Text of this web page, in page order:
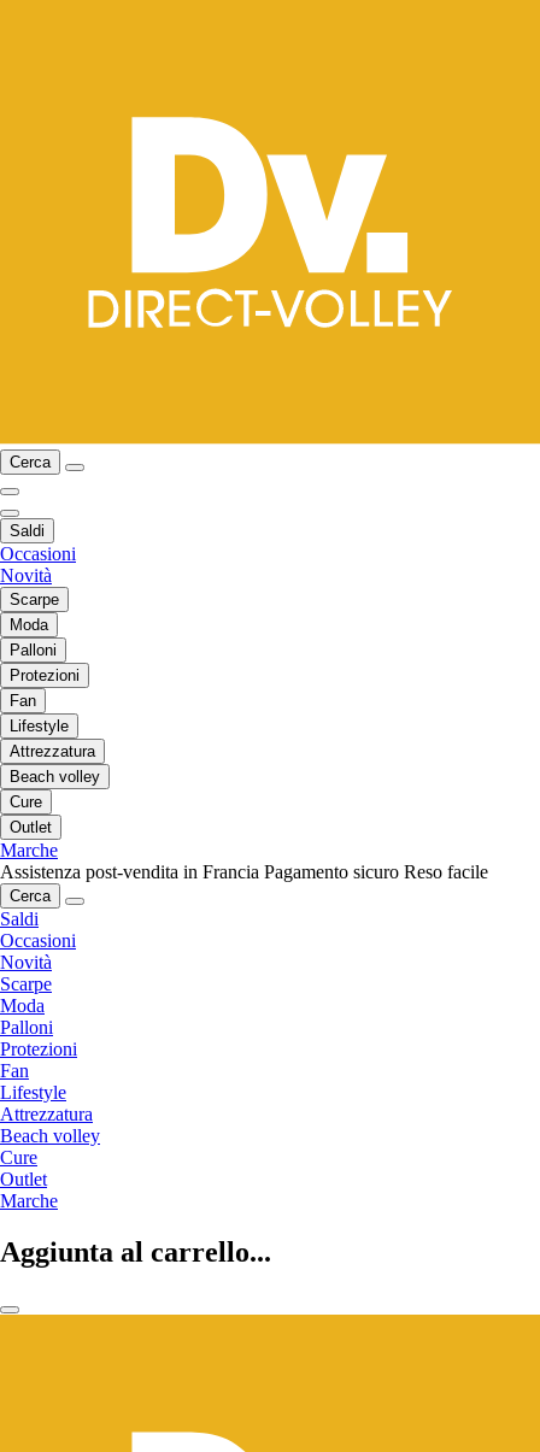
Cerca
Saldi
Occasioni
Novità
Scarpe
Moda
Palloni
Protezioni
Fan
Lifestyle
Attrezzatura
Beach volley
Cure
Outlet
Marche
Assistenza post-vendita in Francia Pagamento sicuro Reso facile
Cerca
Saldi
Occasioni
Novità
Scarpe
Moda
Palloni
Protezioni
Fan
Lifestyle
Attrezzatura
Beach volley
Cure
Outlet
Marche
Aggiunta al carrello...